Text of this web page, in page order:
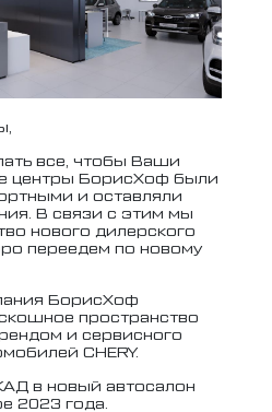
все, чтобы Ваши
центры БорисХоф были
и оставляли
В связи с этим мы
нового дилерского
переедем по новому
БорисХоф
пространство
и сервисного
CHERY.
в новый автосалон
2023 года.